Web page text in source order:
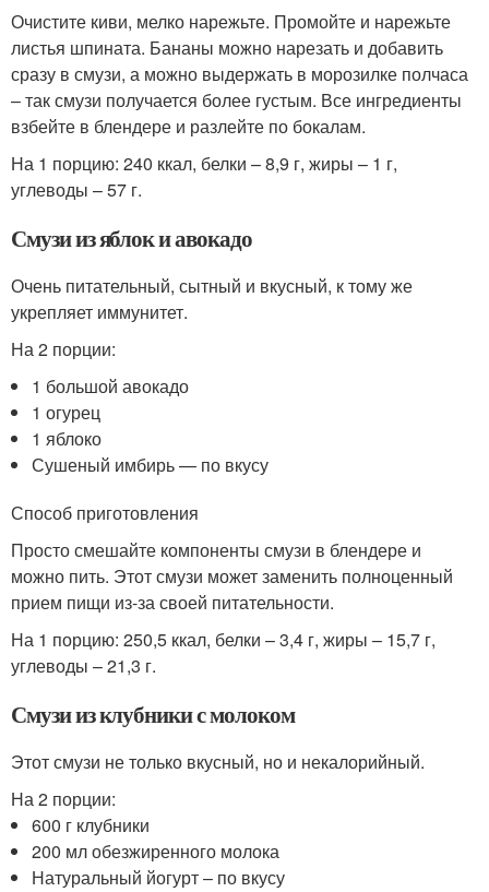
Очистите киви, мелко нарежьте. Промойте и нарежьте
листья шпината. Бананы можно нарезать и добавить
сразу в смузи, а можно выдержать в морозилке полчаса
– так смузи получается более густым. Все ингредиенты
взбейте в блендере и разлейте по бокалам.
На 1 порцию: 240 ккал, белки – 8,9 г, жиры – 1 г,
углеводы – 57 г.
Смузи из яблок и авокадо
Очень питательный, сытный и вкусный, к тому же
укрепляет иммунитет.
На 2 порции:
1 большой авокадо
1 огурец
1 яблоко
Сушеный имбирь — по вкусу
Способ приготовления
Просто смешайте компоненты смузи в блендере и
можно пить. Этот смузи может заменить полноценный
прием пищи из-за своей питательности.
На 1 порцию: 250,5 ккал, белки – 3,4 г, жиры – 15,7 г,
углеводы – 21,3 г.
Смузи из клубники с молоком
Этот смузи не только вкусный, но и некалорийный.
На 2 порции:
600 г клубники
200 мл обезжиренного молока
Натуральный йогурт – по вкусу